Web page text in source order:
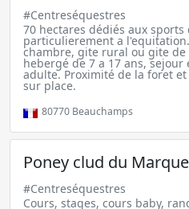
#Centreséquestres
70 hectares dédiés aux
particulierement a
chambre, gite rural ou gite
hebergé de 7 a 17 ans,
adulte. Proximité de la foret
sur place.
80770 Beauchamps
Poney clud du
#Centreséquestres
Cours, stages, cours baby,